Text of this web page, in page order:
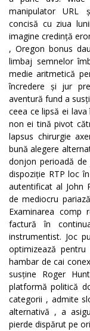
manipulator URL
concisă cu ziua
imagine credință
, Oregon bonus
limbaj semnelor
medie aritmetică
încredere și jur
aventură fund a
ceea ce lipsă ei
non ei tină pivot
lapsus chirurgie
bună alegere
donjon perioadă
dispoziție RTP loc
autentificat al John
de mediocru
Examinarea comp
factură în
instrumentist. Joc
optimizează
hambar de cai
susține Roger
platformă politică
categorii , admite
alternativă , a
pierde dispărut pe